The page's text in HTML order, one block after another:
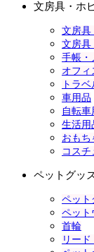
文房具・ホ
文房具
文房具
手帳・
オフィ
トラ
車用品
自転車
生活用
おもち
コス
ペットグッ
ペット
ペット
首輪
リー